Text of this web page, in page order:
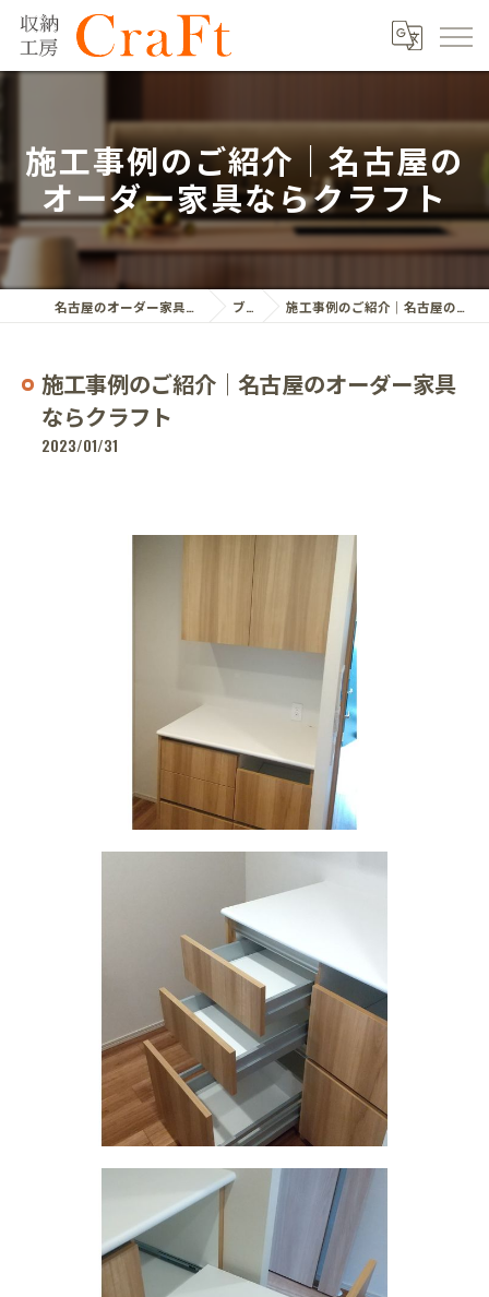
施工事例のご紹介｜名古屋の
オーダー家具ならクラフト
名古屋のオーダー家具ならクラフト株式会社 ブログ 施工事例のご紹介｜名古屋のオーダー家具ならクラフト
施工事例のご紹介｜名古屋のオーダー家具
ならクラフト
2023/01/31